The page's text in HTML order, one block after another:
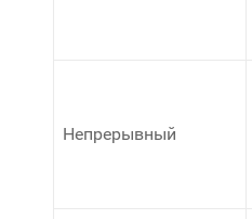
Непрерывный